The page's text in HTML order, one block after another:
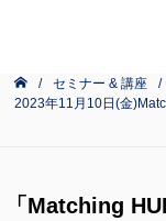
セミナー & 講座
2023年11月10日(金
「Matching